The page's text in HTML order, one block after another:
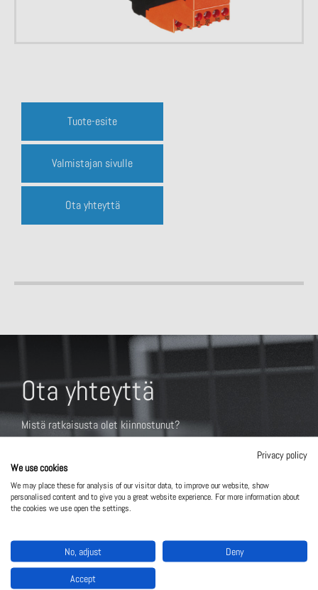
Tuote-esite
Valmistajan sivulle
Ota yhteyttä
Ota yhteyttä
Mistä ratkaisusta olet kiinnostunut?
Privacy policy
We use cookies
We may place these for analysis of our visitor data, to improve our website, show
personalised content and to give you a great website experience. For more information about
the cookies we use open the settings.
No, adjust Deny
Accept